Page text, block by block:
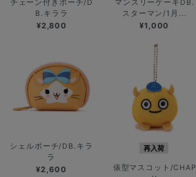
チェーン付きポーチ/D
B.キララ
¥2,800
マンスリーケーキDB.
スターマン/1月...
¥1,000
シェルポーチ/DB.キラ
ラ
¥2,600
再入荷
俵型マスコット/CHAP